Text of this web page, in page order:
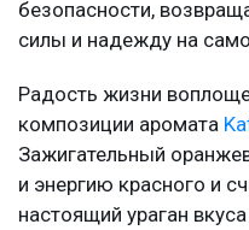
безопасности,
силы и надежду на
Радость жизни
композиции аромата
Зажигательный
и энергию красного и
настоящий ураган